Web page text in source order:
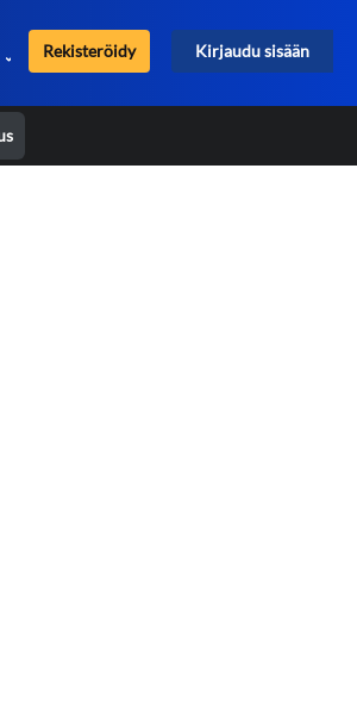
Rekisteröidy Kirjaudu sisään